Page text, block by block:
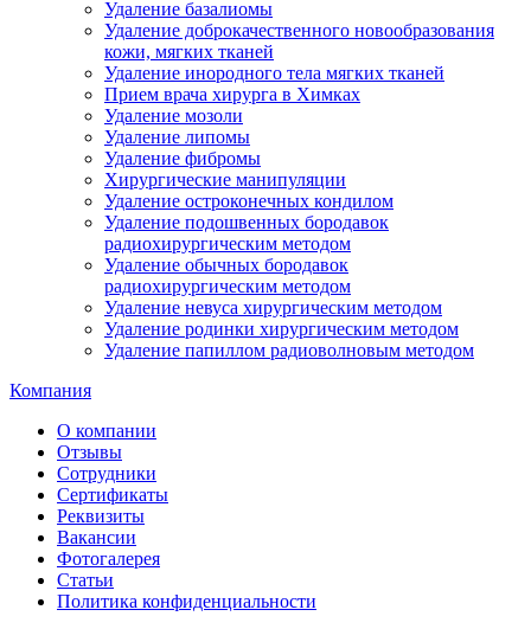
Удаление базалиомы
Удаление доброкачественного новообразования
кожи, мягких тканей
Удаление инородного тела мягких тканей
Прием врача хирурга в Химках
Удаление мозоли
Удаление липомы
Удаление фибромы
Хирургические манипуляции
Удаление остроконечных кондилом
Удаление подошвенных бородавок
радиохирургическим методом
Удаление обычных бородавок
радиохирургическим методом
Удаление невуса хирургическим методом
Удаление родинки хирургическим методом
Удаление папиллом радиоволновым методом
Компания
О компании
Отзывы
Сотрудники
Сертификаты
Реквизиты
Вакансии
Фотогалерея
Статьи
Политика конфиденциальности